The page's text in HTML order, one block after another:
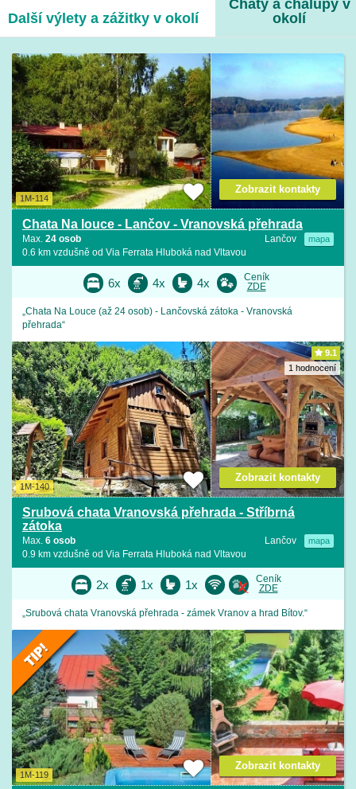
Další výlety a zážitky v okolí
Chaty a chalupy v
okolí
1M-114
Chata Na louce - Lančov - Vranovská přehrada
Lančov mapa
Max. 24 osob
0.6 km vzdušně od Via Ferrata Hluboká nad Vltavou
Zobrazit kontakty
6x 4x 4x
Ceník
ZDE
„Chata Na Louce (až 24 osob) - Lančovská zátoka - Vranovská
přehrada“
9.1
1 hodnocení
1M-140
Srubová chata Vranovská přehrada - Stříbrná
zátoka
Lančov mapa
Max. 6 osob
0.9 km vzdušně od Via Ferrata Hluboká nad Vltavou
Zobrazit kontakty
2x 1x 1x
Ceník
ZDE
„Srubová chata Vranovská přehrada - zámek Vranov a hrad Bítov.“
1M-119
Zobrazit kontakty